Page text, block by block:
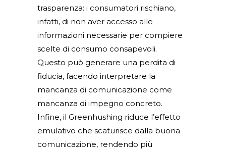
trasparenza: i consumatori rischiano,
infatti, di non aver accesso alle
informazioni necessarie per compiere
scelte di consumo consapevoli.
Questo può generare una perdita di
fiducia, facendo interpretare la
mancanza di comunicazione come
mancanza di impegno concreto.
Infine, il Greenhushing riduce l’effetto
emulativo che scaturisce dalla buona
comunicazione, rendendo più